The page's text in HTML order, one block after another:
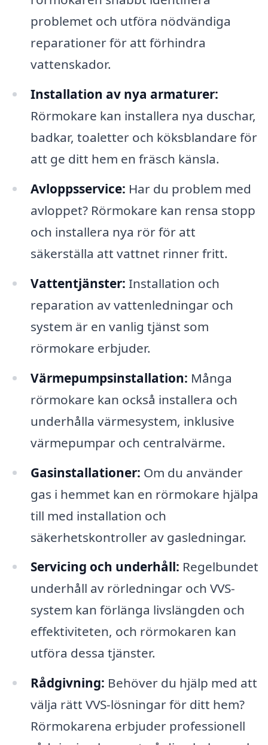
problemet och utföra nödvändiga
reparationer för att förhindra
vattenskador.
Installation av nya armaturer:
Rörmokare kan installera nya duschar,
badkar, toaletter och köksblandare för
att ge ditt hem en fräsch känsla.
Avloppsservice: Har du problem med
avloppet? Rörmokare kan rensa stopp
och installera nya rör för att
säkerställa att vattnet rinner fritt.
Vattentjänster: Installation och
reparation av vattenledningar och
system är en vanlig tjänst som
rörmokare erbjuder.
Värmepumpsinstallation: Många
rörmokare kan också installera och
underhålla värmesystem, inklusive
värmepumpar och centralvärme.
Gasinstallationer: Om du använder
gas i hemmet kan en rörmokare hjälpa
till med installation och
säkerhetskontroller av gasledningar.
Servicing och underhåll: Regelbundet
underhåll av rörledningar och VVS-
system kan förlänga livslängden och
effektiviteten, och rörmokaren kan
utföra dessa tjänster.
Rådgivning: Behöver du hjälp med att
välja rätt VVS-lösningar för ditt hem?
Rörmokarena erbjuder professionell